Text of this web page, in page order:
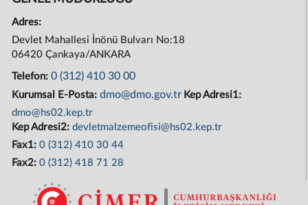
Adres:
Devlet Mahallesi İnönü Bulvarı No:18
06420 Çankaya/ANKARA
Telefon:0 (312) 410 30 00
Kurumsal E-Posta:dmo@dmo.gov.tr Kep Adresi1:
dmo@hs02.kep.tr
Kep Adresi2:devletmalzemeofisi@hs02.kep.tr
Fax1:0 (312) 410 30 44
Fax2:0 (312) 418 71 28